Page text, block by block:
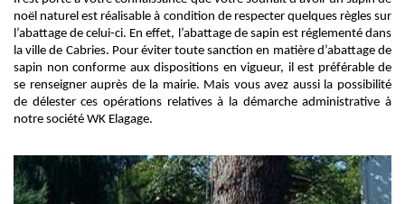
noël naturel est réalisable à condition de respecter quelques règles sur
l’abattage de celui-ci. En effet, l’abattage de sapin est réglementé dans
la ville de Cabries. Pour éviter toute sanction en matière d’abattage de
sapin non conforme aux dispositions en vigueur, il est préférable de
se renseigner auprès de la mairie. Mais vous avez aussi la possibilité
de délester ces opérations relatives à la démarche administrative à
notre société WK Elagage.